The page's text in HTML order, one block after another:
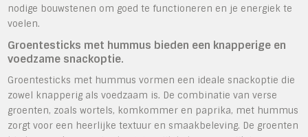
nodige bouwstenen om goed te functioneren en je energiek te
voelen.
Groentesticks met hummus bieden een knapperige en
voedzame snackoptie.
Groentesticks met hummus vormen een ideale snackoptie die
zowel knapperig als voedzaam is. De combinatie van verse
groenten, zoals wortels, komkommer en paprika, met hummus
zorgt voor een heerlijke textuur en smaakbeleving. De groenten